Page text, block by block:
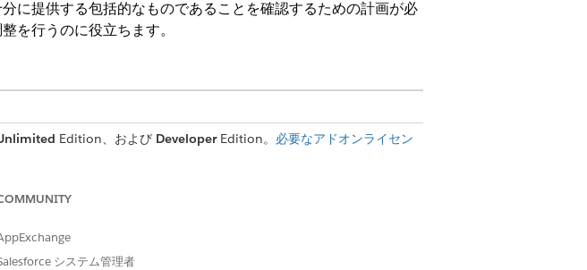
に提供する包括的なものであることを確認するための計画が必
を行うのに役立ちます。
Edition、および DeveloperEdition。 必要なアドオンライセン
さまざまなシナリオでテストして一貫性のある正確なパフォー
の自動バッチテストを組み合わせて使用します。ただし、テ
後でも継続的に行われるプロセスであり、結果の一貫した追
システム管理者